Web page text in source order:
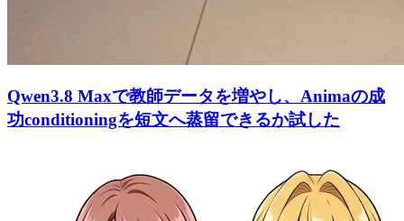
Qwen3.8 Maxで教師データを増やし、Animaの成
功conditioningを短文へ蒸留できるか試した